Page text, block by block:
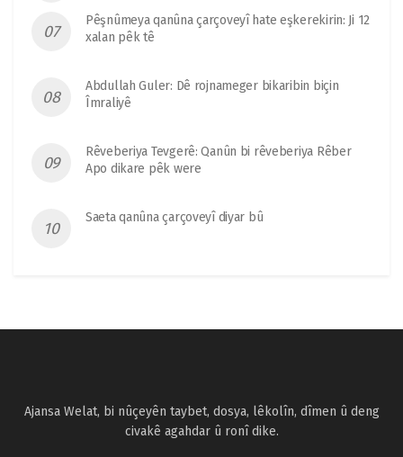
Pêşnûmeya qanûna çarçoveyî hate eşkerekirin: Ji 12
xalan pêk tê
Abdullah Guler: Dê rojnameger bikaribin biçin
Îmraliyê
Rêveberiya Tevgerê: Qanûn bi rêveberiya Rêber
Apo dikare pêk were
Saeta qanûna çarçoveyî diyar bû
Ajansa Welat, bi nûçeyên taybet, dosya, lêkolîn, dîmen û deng
civakê agahdar û ronî dike.